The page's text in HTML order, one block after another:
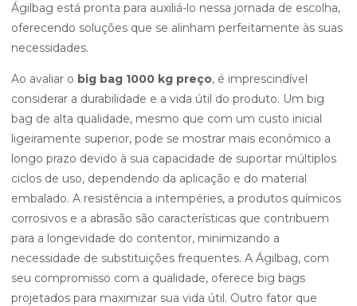
Ágilbag está pronta para auxiliá-lo nessa jornada de escolha,
oferecendo soluções que se alinham perfeitamente às suas
necessidades.
Ao avaliar o big bag 1000 kg preço, é imprescindível
considerar a durabilidade e a vida útil do produto. Um big
bag de alta qualidade, mesmo que com um custo inicial
ligeiramente superior, pode se mostrar mais econômico a
longo prazo devido à sua capacidade de suportar múltiplos
ciclos de uso, dependendo da aplicação e do material
embalado. A resistência a intempéries, a produtos químicos
corrosivos e a abrasão são características que contribuem
para a longevidade do contentor, minimizando a
necessidade de substituições frequentes. A Ágilbag, com
seu compromisso com a qualidade, oferece big bags
projetados para maximizar sua vida útil. Outro fator que